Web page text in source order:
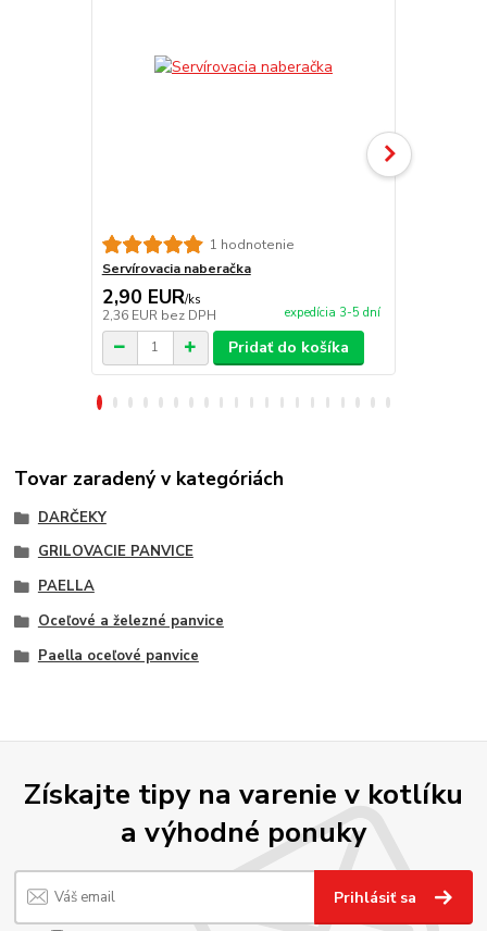
1 hodnotenie
Servírovacia naberačka
2,90 EUR/ks
2,36 EUR bez DPH expedícia 3-5 dní
Pridať do košíka
Tovar zaradený v kategóriách
DARČEKY
GRILOVACIE PANVICE
PAELLA
Oceľové a železné panvice
Paella oceľové panvice
Získajte tipy na varenie v kotlíku
a výhodné ponuky
Prihlásiť sa